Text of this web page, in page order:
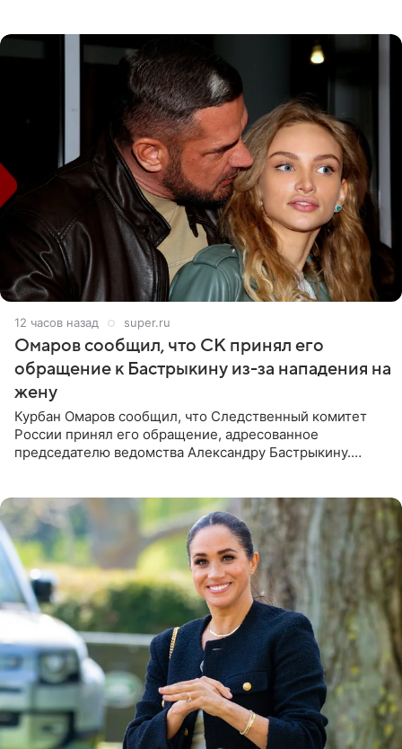
12 часов назад super.ru
Омаров сообщил, что СК принял его
обращение к Бастрыкину из-за нападения на
жену
Курбан Омаров сообщил, что Следственный комитет
России принял его обращение, адресованное
председателю ведомства Александру Бастрыкину.